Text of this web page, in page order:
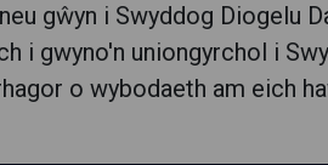
gŵyn i Swyddog Diogelu
i gwyno'n uniongyrchol i
o wybodaeth am eich